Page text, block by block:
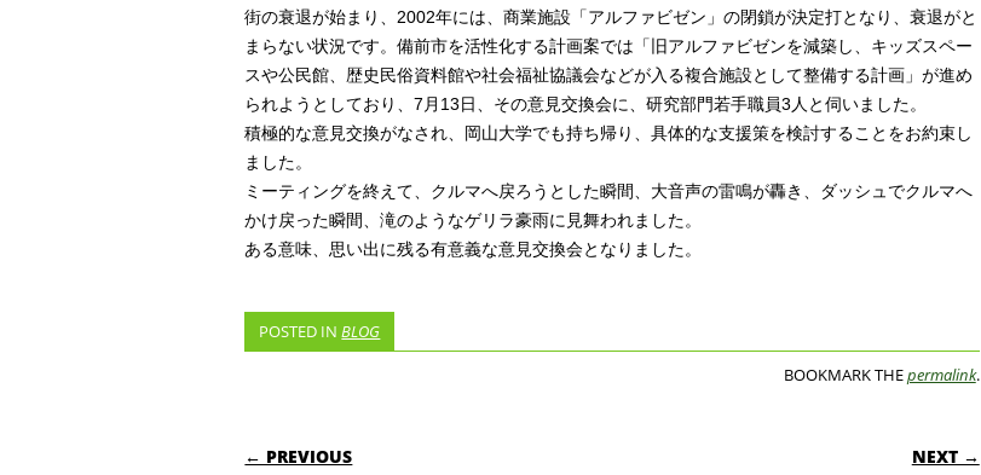
街の衰退が始まり、2002年には、商業施設「アルファビゼン」の閉鎖が決定打となり、衰退がと
まらない状況です。備前市を活性化する計画案では「旧アルファビゼンを減築し、キッズスペー
スや公民館、歴史民俗資料館や社会福祉協議会などが入る複合施設として整備する計画」が進め
られようとしており、7月13日、その意見交換会に、研究部門若手職員3人と伺いました。
積極的な意見交換がなされ、岡山大学でも持ち帰り、具体的な支援策を検討することをお約束し
ました。
ミーティングを終えて、クルマへ戻ろうとした瞬間、大音声の雷鳴が轟き、ダッシュでクルマへ
かけ戻った瞬間、滝のようなゲリラ豪雨に見舞われました。
ある意味、思い出に残る有意義な意見交換会となりました。
POSTED INBLOG
BOOKMARK THEpermalink.
POST NAVIGATION
← PREVIOUS NEXT →